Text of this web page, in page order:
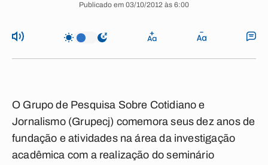
Publicado em 03/10/2012 às 6:00
O Grupo de Pesquisa Sobre Cotidiano e
Jornalismo (Grupecj) comemora seus dez anos de
fundação e atividades na área da investigação
acadêmica com a realização do seminário